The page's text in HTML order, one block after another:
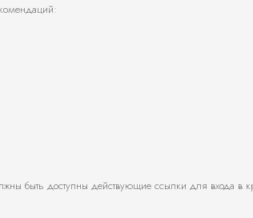
быть доступны действующие ссылки для входа в